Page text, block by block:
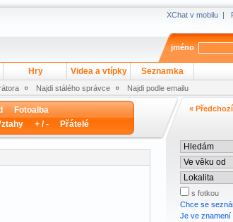
XChat v mobilu |
jméno
Hry Videa a vtípky Seznamka
Najdi stálého správce Najdi podle emailu
Fotoalba
+ / - Přátelé
«
s fotkou
Chce se
Je ve znamení